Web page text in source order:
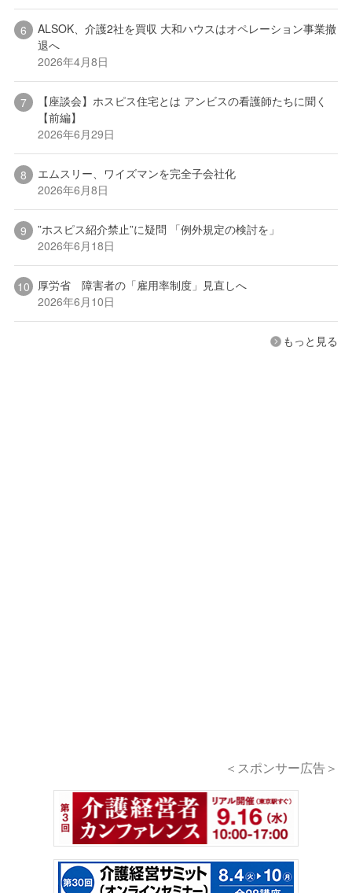
ALSOK、介護2社を買収 大和ハウスはオペレーション事業撤
退へ
2026年4月8日
【座談会】ホスピス住宅とは アンビスの看護師たちに聞く
【前編】
2026年6月29日
エムスリー、ワイズマンを完全子会社化
2026年6月8日
”ホスピス紹介禁止”に疑問 「例外規定の検討を」
2026年6月18日
厚労省 障害者の「雇用率制度」見直しへ
2026年6月10日
もっと見る
＜スポンサー広告＞